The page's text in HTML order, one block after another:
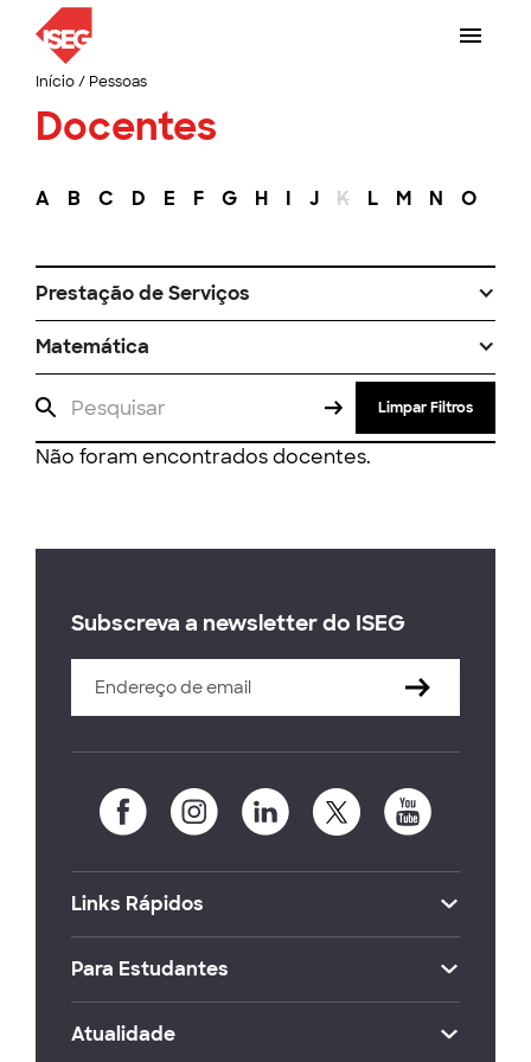
Início/ Pessoas
Docentes
A B C D E F G H I J K L M N O
Prestação de Serviços
Matemática
Limpar Filtros
Não foram encontrados docentes.
Subscreva a newsletter do ISEG
Links Rápidos
Para Estudantes
Atualidade